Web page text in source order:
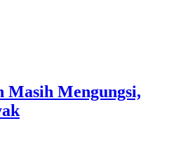
Masih Mengungsi,